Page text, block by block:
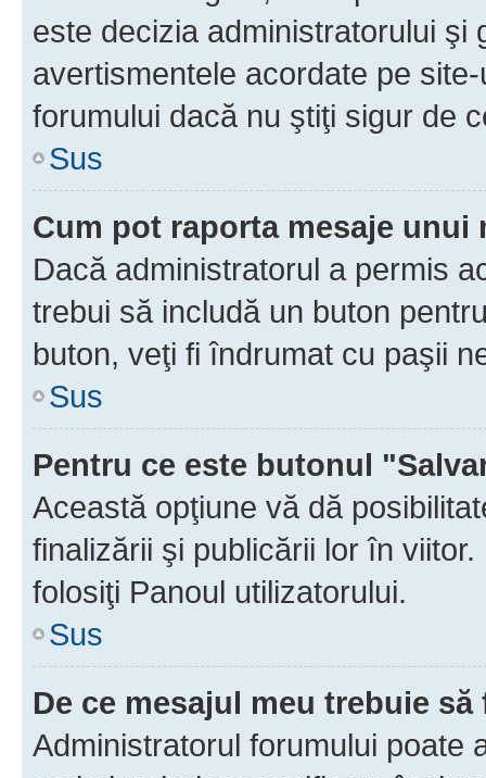
este decizia administratorului şi
avertismentele acordate pe
forumului dacă nu ştiţi sigur de
Sus
Cum pot raporta mesaje unui
Dacă administratorul a permis
trebui să includă un buton
buton, veţi fi îndrumat cu paşii
Sus
Pentru ce este butonul
Această opţiune vă dă
finalizării şi publicării lor în
folosiţi Panoul utilizatorului.
Sus
De ce mesajul meu trebuie
Administratorul forumului poate